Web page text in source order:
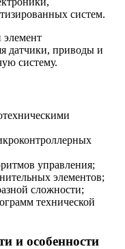
систем.
элемент
датчики, приводы и
систему.
управления;
элементов;
сложности;
технической
и особенности